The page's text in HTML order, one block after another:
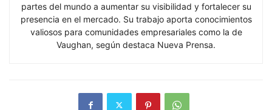
partes del mundo a aumentar su visibilidad y fortalecer su
presencia en el mercado. Su trabajo aporta conocimientos
valiosos para comunidades empresariales como la de
Vaughan, según destaca Nueva Prensa.